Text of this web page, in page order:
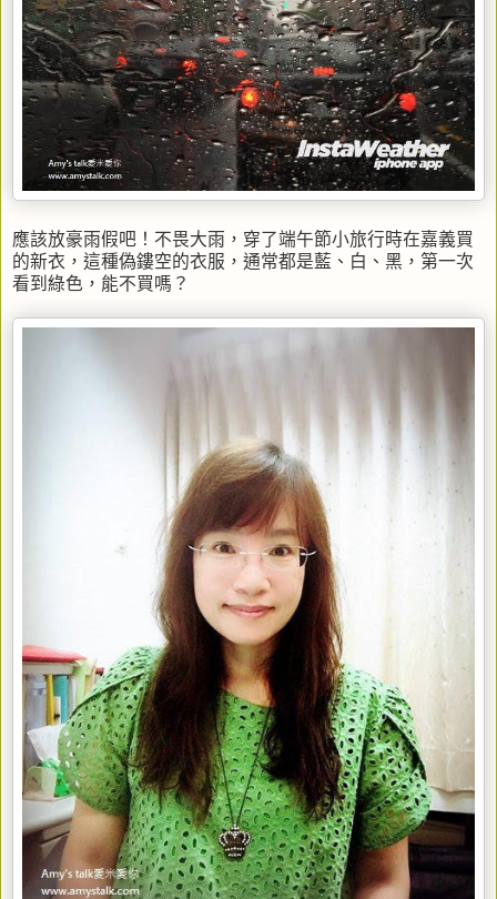
應該放豪雨假吧！不畏大雨，穿了端午節小旅行時在嘉義買
的新衣，這種偽鏤空的衣服，通常都是藍、白、黑，第一次
看到綠色，能不買嗎？